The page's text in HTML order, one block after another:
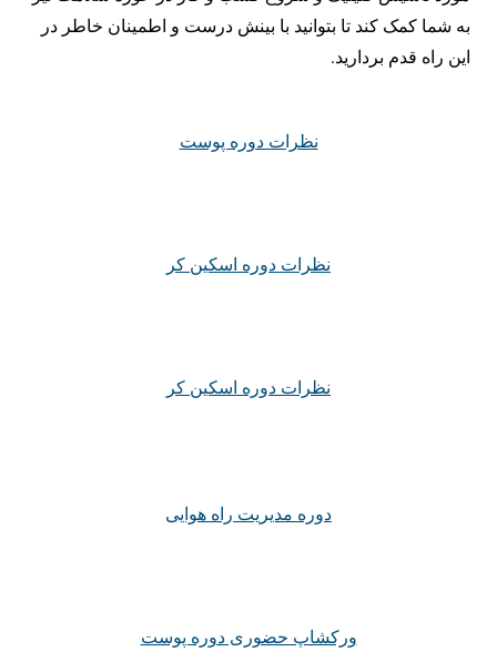
به شما کمک کند تا بتوانید با بینش درست و اطمینان خاطر در
این راه قدم بردارید.
نظرات دوره پوست
نظرات دوره اسکین کر
نظرات دوره اسکین کر
دوره مدیریت راه هوایی
ورکشاپ حضوری دوره پوست